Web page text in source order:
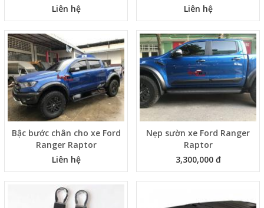
Liên hệ
Liên hệ
Bậc bước chân cho xe Ford
Ranger Raptor
Liên hệ
Nẹp sườn xe Ford Ranger
Raptor
3,300,000 đ